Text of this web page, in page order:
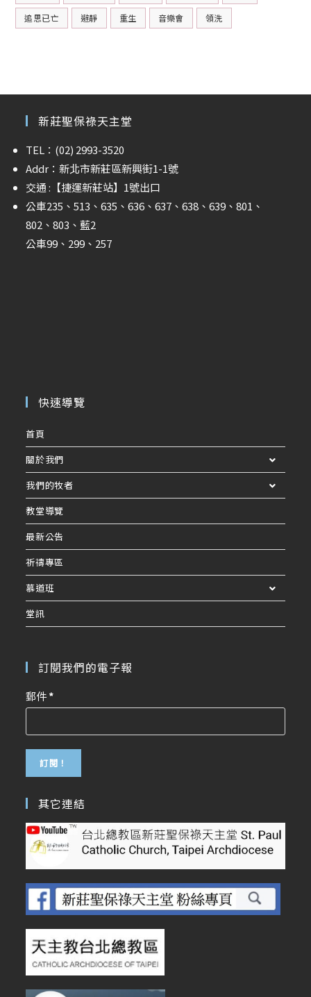
追思已亡 避靜 重生 音樂會 領洗
新莊聖保祿天主堂
TEL：(02) 2993-3520
Addr：新北市新莊區新興街1-1號
交通 : 【捷運新莊站】 1號出口
公車235、513、635、636、637、638、639、801、
802、803、藍2
公車99、299、257
快速導覽
首頁
關於我們
我們的牧者
教堂導覽
最新公告
祈禱專區
慕道班
堂訊
訂閱我們的電子報
郵件*
其它連結